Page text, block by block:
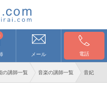
メール 電話
の講師一覧 音楽の講師一覧 音妃